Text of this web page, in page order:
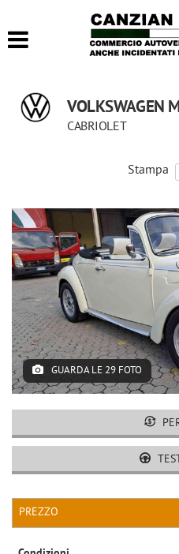
ACQUISTIAMO USATOVOLKSWAGEN
CABRIOLET
Stampa
GUARDA LE 29 FOTO
PREZZO